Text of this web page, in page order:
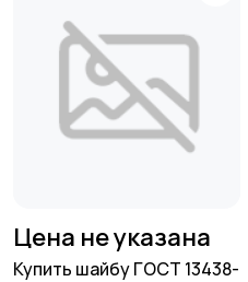
Цена не указана
Купить шайбу ГОСТ 13438-